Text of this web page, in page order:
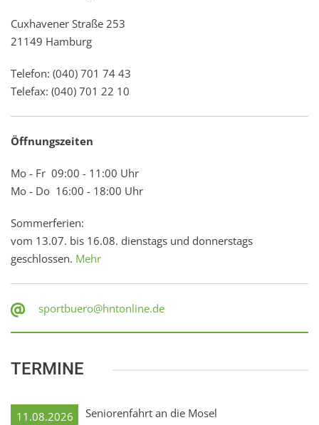
Cuxhavener Straße 253
21149 Hamburg
Telefon: (040) 701 74 43
Telefax: (040) 701 22 10
Öffnungszeiten
Mo - Fr 09:00 - 11:00 Uhr
Mo - Do 16:00 - 18:00 Uhr
Sommerferien:
vom 13.07. bis 16.08. dienstags und donnerstags
geschlossen. Mehr
sportbuero@hntonline.de
TERMINE
11.08.2026 Seniorenfahrt an die Mosel